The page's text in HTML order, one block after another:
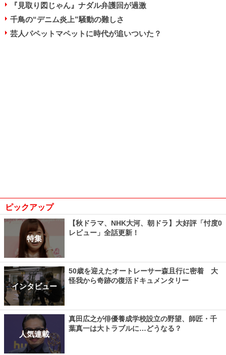
『見取り図じゃん』ナダル弁護回が過激
千鳥の“デニム炎上”騒動の難しさ
芸人パペットマペットに時代が追いついた？
ピックアップ
特集
【秋ドラマ、NHK大河、朝ドラ】大好評「忖度0
レビュー」全話更新！
インタビュー
50歳を迎えたオートレーサー森且行に密着 大
怪我から奇跡の復活ドキュメンタリー
人気連載
真田広之が俳優養成学校設立の野望、師匠・千
葉真一は大トラブルに…どうなる？